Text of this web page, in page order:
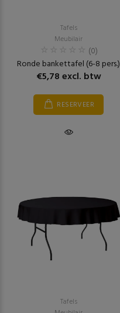
Tafels
Meubilair
(0)
Ronde bankettafel (6-8 pers.)
€5,78 excl. btw
RESERVEER
Tafels